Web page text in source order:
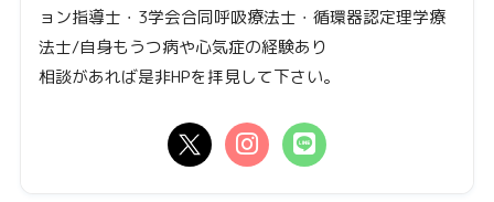
ョン指導士・3学会合同呼吸療法士・循環器認定理学療
法士/自身もうつ病や心気症の経験あり
相談があれば是非HPを拝見して下さい。